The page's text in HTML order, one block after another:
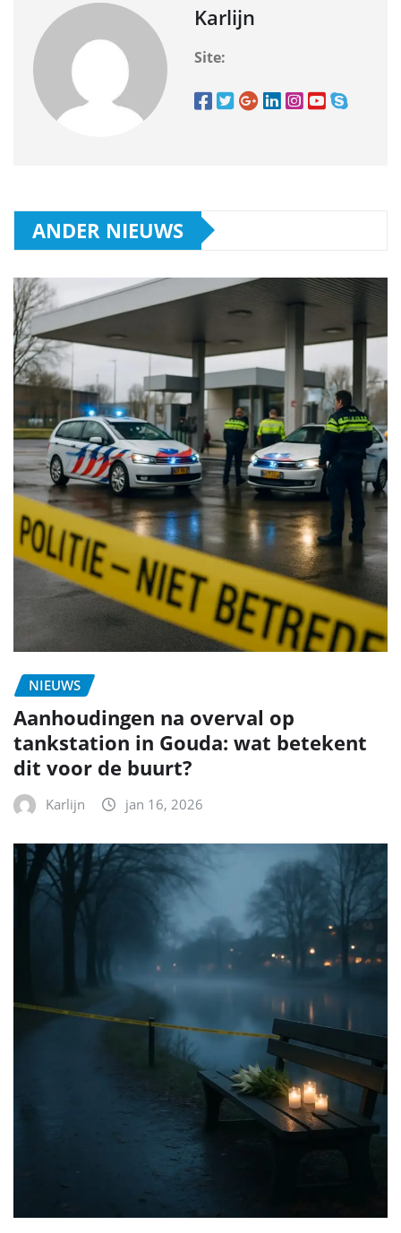
Karlijn
Site:
ANDER NIEUWS
NIEUWS
Aanhoudingen na overval op
tankstation in Gouda: wat betekent
dit voor de buurt?
Karlijn jan 16, 2026